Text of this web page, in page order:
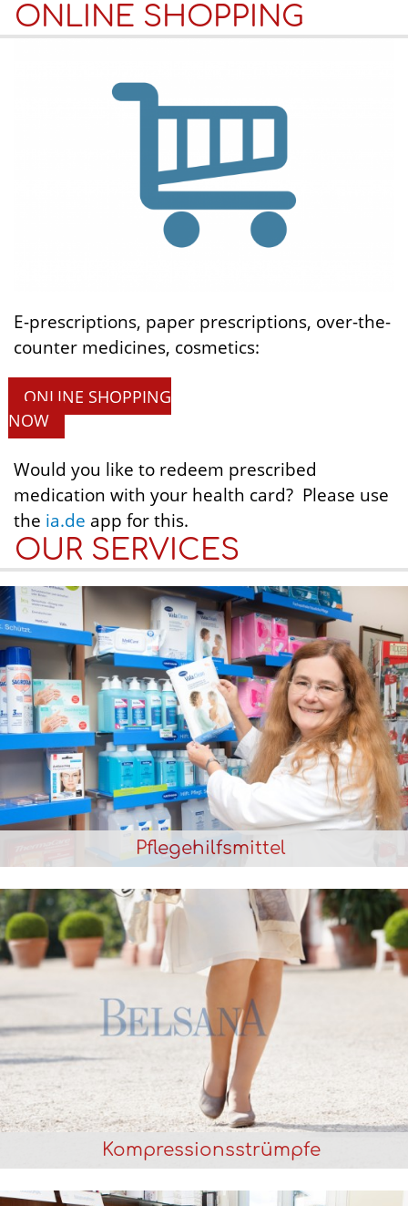
ONLINE SHOPPING
E-prescriptions, paper prescriptions, over-the-
counter medicines, cosmetics:
ONLINE SHOPPING
NOW
Would you like to redeem prescribed
medication with your health card? Please use
the ia.de app for this.
OUR SERVICES
Pflegehilfsmittel
Kompressionsstrümpfe